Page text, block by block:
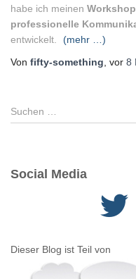
habe ich meinen
professionelle
entwickelt.
(mehr …)
Von fifty-something, vor 8
S
u
e
h
Social Media
Dieser Blog ist Teil von